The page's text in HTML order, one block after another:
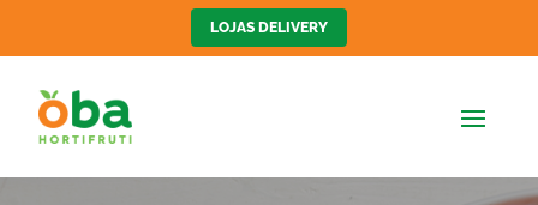
LOJAS DELIVERY